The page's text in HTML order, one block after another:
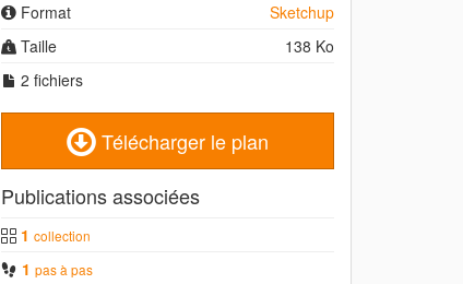
Sketchup
Format
138 Ko
Taille
2 fichiers
Télécharger le plan
Publications associées
1 collection
1 pas à pas